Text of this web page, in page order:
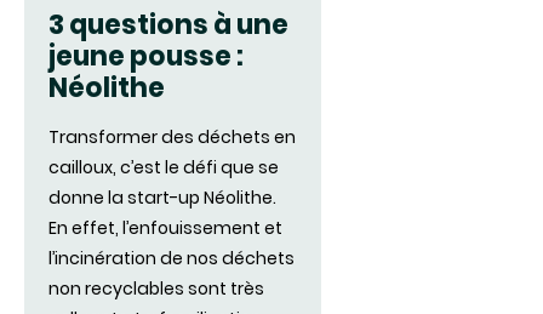
3 questions à une
jeune pousse :
Néolithe
Transformer des déchets en
cailloux, c’est le défi que se
donne la start-up Néolithe.
En effet, l’enfouissement et
l’incinération de nos déchets
non recyclables sont très